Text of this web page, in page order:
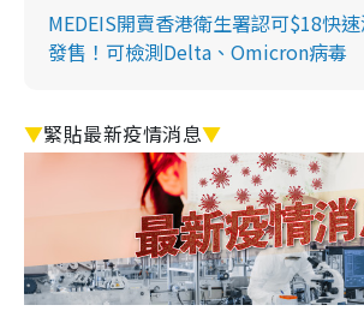
MEDEIS開賣香港衛生署認可$18快
發售！可檢測Delta、Omicron病毒
▼緊貼最新疫情消息▼